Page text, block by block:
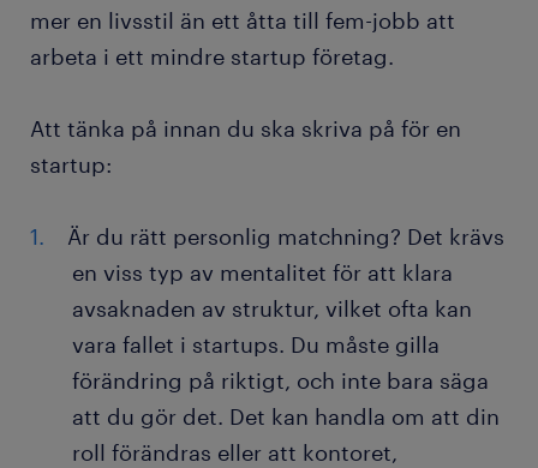
mer en livsstil än ett åtta till fem-jobb att
arbeta i ett mindre startup företag.
Att tänka på innan du ska skriva på för en
startup:
Är du rätt personlig matchning? Det krävs
en viss typ av mentalitet för att klara
avsaknaden av struktur, vilket ofta kan
vara fallet i startups. Du måste gilla
förändring på riktigt, och inte bara säga
att du gör det. Det kan handla om att din
roll förändras eller att kontoret,